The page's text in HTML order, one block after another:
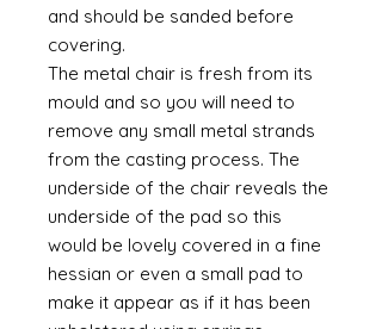
and should be sanded before
covering.
The metal chair is fresh from its
mould and so you will need to
remove any small metal strands
from the casting process. The
underside of the chair reveals the
underside of the pad so this
would be lovely covered in a fine
hessian or even a small pad to
make it appear as if it has been